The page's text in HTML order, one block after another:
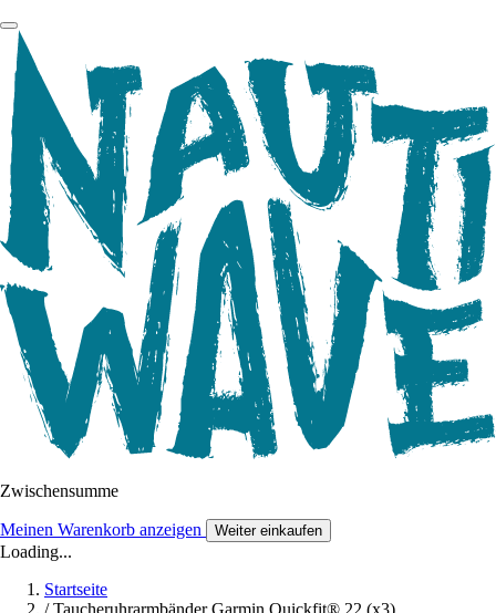
Zwischensumme
Meinen Warenkorb anzeigen Weiter einkaufen
Loading...
Startseite